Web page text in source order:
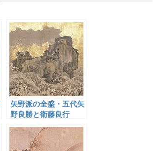
矢野派の全盛・五代矢
野良勝と衛藤良行